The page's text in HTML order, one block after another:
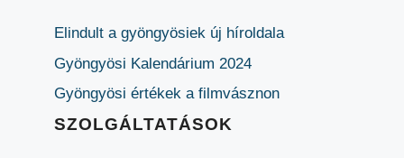
Elindult a gyöngyösiek új híroldala
Gyöngyösi Kalendárium 2024
Gyöngyösi értékek a filmvásznon
SZOLGÁLTATÁSOK